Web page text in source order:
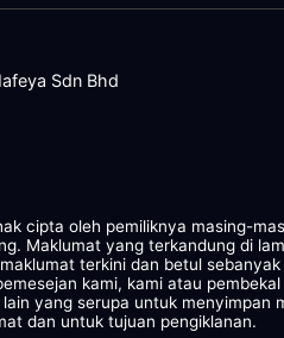
Sdn Bhd
cipta oleh pemiliknya masing-
Maklumat yang terkandung di
terkini dan betul
kami, kami atau
yang serupa untuk menyimpan
dan untuk tujuan pengiklanan.